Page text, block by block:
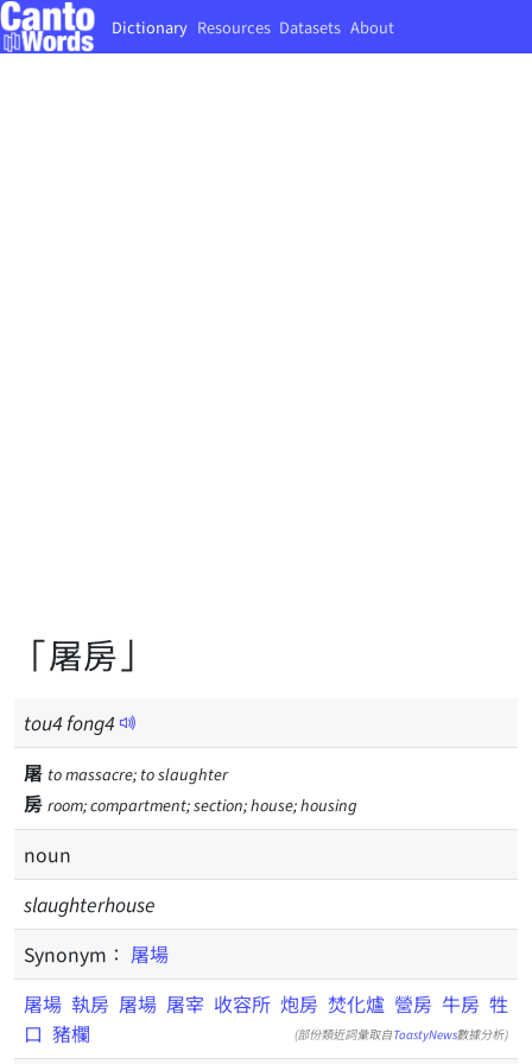
Dictionary Resources Datasets About
「屠房」
tou4fong4
屠 to massacre; to slaughter
房 room; compartment; section; house; housing
noun
slaughterhouse
Synonym： 屠場
屠場 執房 屠場 屠宰 收容所 炮房 焚化爐 營房 牛房 牲
口 豬欄 (部份類近詞彙取自ToastyNews數據分析)